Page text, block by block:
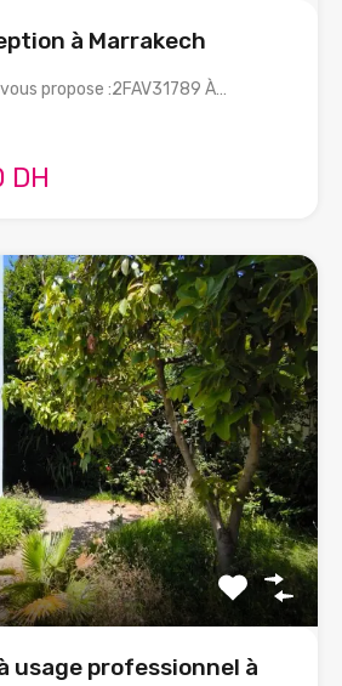
à Marrakech
vous propose :2FAV31789 À…
DH
usage professionnel à